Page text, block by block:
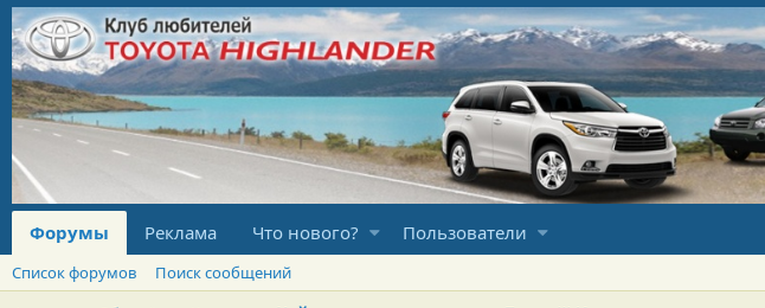
Форумы Реклама Что нового? Пользователи
Список форумов
Поиск сообщений